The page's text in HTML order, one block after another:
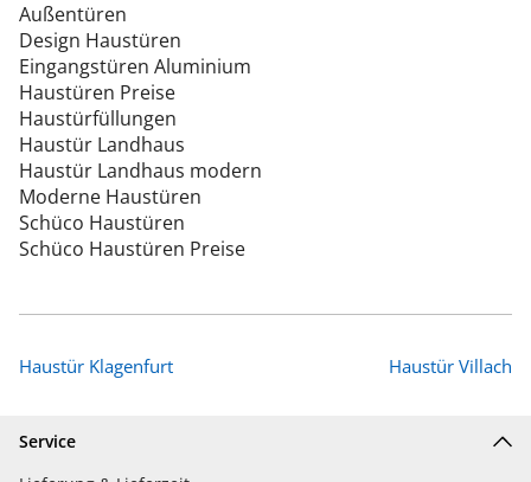
Außentüren
Design Haustüren
Eingangstüren Aluminium
Haustüren Preise
Haustürfüllungen
Haustür Landhaus
Haustür Landhaus modern
Moderne Haustüren
Schüco Haustüren
Schüco Haustüren Preise
Haustür Klagenfurt Haustür Villach
Service